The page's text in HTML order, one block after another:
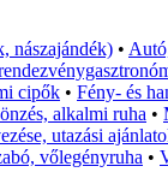
nászajándék) •
cipők • Fény- és
alkalmi ruha •
utazási
vőlegényruha •